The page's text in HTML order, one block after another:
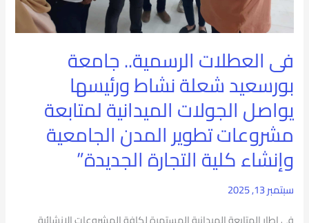
فى العطلات الرسمية.. جامعة
بورسعيد شعلة نشاط ورئيسها
يواصل الجولات الميدانية لمتابعة
مشروعات تطوير المدن الجامعية
وإنشاء كلية التجارة الجديدة”
سبتمبر 13, 2025
ورئيسها
الجولات
الميدانية
لمتابعة
مشروعات
تطوير
المدن
الجامعية